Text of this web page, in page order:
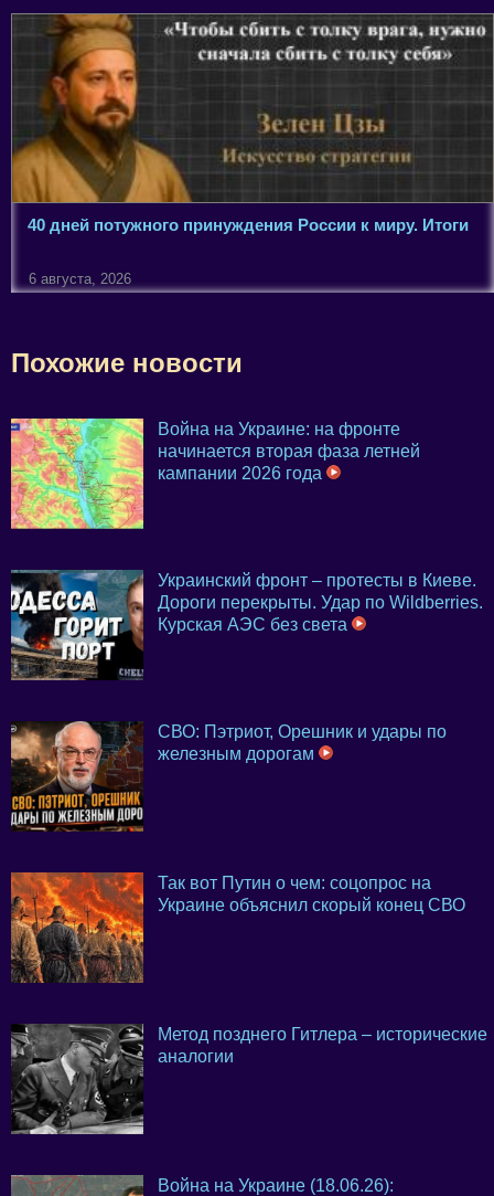
40 дней потужного принуждения России к миру. Итоги
6 августа, 2026
Похожие новости
Война на Украине: на фронте
начинается вторая фаза летней
кампании 2026 года
Украинский фронт – протесты в Киеве.
Дороги перекрыты. Удар по Wildberries.
Курская АЭС без света
СВО: Пэтриот, Орешник и удары по
железным дорогам
Так вот Путин о чем: соцопрос на
Украине объяснил скорый конец СВО
Метод позднего Гитлера – исторические
аналогии
Война на Украине (18.06.26):